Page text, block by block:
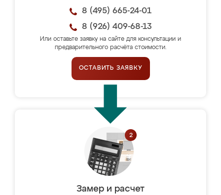
8 (495) 665-24-01
8 (926) 409-68-13
Или оставьте заявку на сайте для консультации и
предварительного расчёта стоимости.
ОСТАВИТЬ ЗАЯВКУ
Замер и расчет